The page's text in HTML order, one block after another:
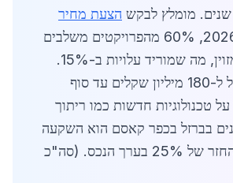
הצעת מחיר
מראש. בשנת 2026, 60% מהפרויקטים משלבים
ברזל עם בטון מזוין, מה שמוריד עלויות ב-15%.
השוק צפוי לגדול ל-180 מיליון שקלים עד סוף
טכנולוגיות חדשות כמו ריתוך
בברזל בכפר קאסם הוא השקעה
משתלמת, עם החזר של 25% בערך הנכס. (סה"כ